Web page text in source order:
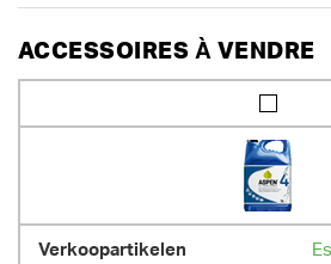
ACCESSOIRES À VENDRE